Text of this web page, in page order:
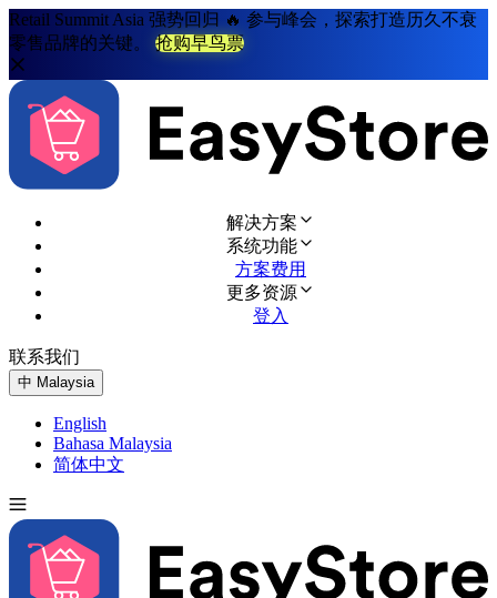
Retail Summit Asia 强势回归 🔥 参与峰会，探索打造历久不衰
零售品牌的关键。
抢购早鸟票
解决方案
系统功能
方案费用
更多资源
登入
联系我们
中 Malaysia
English
Bahasa Malaysia
简体中文